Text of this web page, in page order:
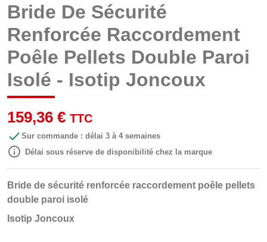
Bride De Sécurité
Renforcée Raccordement
Poêle Pellets Double Paroi
Isolé - Isotip Joncoux
159,36 € TTC
 Sur commande : délai 3 à 4 semaines
 Délai sous réserve de disponibilité chez la marque
Bride de sécurité renforcée raccordement poêle pellets
double paroi isolé
Isotip Joncoux